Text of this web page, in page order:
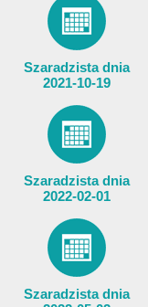
Szaradzista dnia
2021-10-19
Szaradzista dnia
2022-02-01
Szaradzista dnia